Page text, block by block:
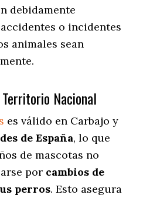
debidamente
o incidentes
animales sean
Nacional
es válido en Carbajo y
de España, lo que
de mascotas no
por cambios de
perros. Esto asegura